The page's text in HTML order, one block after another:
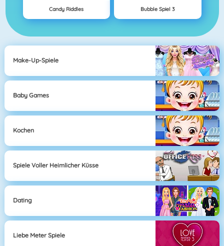
Candy Riddles Bubble Spiel 3
Make-Up-Spiele
Baby Games
Kochen
Spiele Voller Heimlicher Küsse
Dating
Liebe Meter Spiele